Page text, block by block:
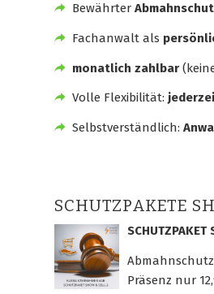
Bewährter
Fachanwalt als
monatlich zahlbar
Volle Flexibilität:
Selbstverständlich:
SCHUTZPAKETE
SCHUTZPAKET
Präsenz nur